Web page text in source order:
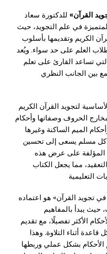
القرآن» للدكتورة سعاد
في علم التجويد، حيث
الكريم وتقديمها بأسلوب
العلم على حد سواء. ويُعد
تساعد القارئ على تعلم
بين الجانب النظري
لتجويد القرآن الكريم
الحروف وصفاتها وأحكام
الميم الساكنة وغيرها
كل مسلم يسعى إلى تحسين
المؤلفة على عرض هذه
مما يجعل الكتاب
التعليمية
تجويد القرآن» هو اعتماده
يبدأ بالمفاهيم
الأكثر تفصيلًا، مع تقديم
أثناء التلاوة. وهذا
بشكل عملي وربطها